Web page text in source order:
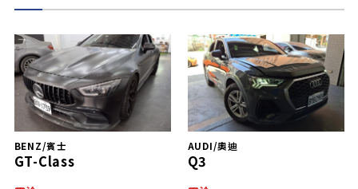
BENZ/賓士
GT-Class
AUDI/奧迪
Q3